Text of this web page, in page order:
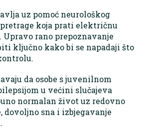
uz pomoć neurološkog
pretrage koja prati električnu
rano prepoznavanje
ključno kako bi se napadaji što
da osobe s juvenilnom
u većini slučajeva
normalan život uz redovno
dovoljno sna i izbjegavanje